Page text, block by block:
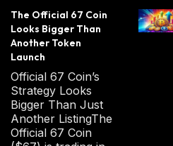
The Official 67 Coin
Looks Bigger Than
Another Token
Launch
Official 67 Coin’s
Strategy Looks
Bigger Than Just
Another ListingThe
Official 67 Coin